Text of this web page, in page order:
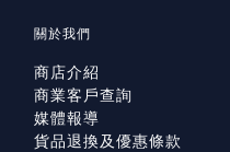
關於我們
商店介紹
商業客戶查詢
媒體報導
貨品退換及優惠條款